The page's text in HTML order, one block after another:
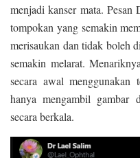
menjadi kanser mata.
tompokan yang semakin
merisaukan dan tidak boleh
semakin melarat.
secara awal menggunakan
hanya mengambil gambar
secara berkala.